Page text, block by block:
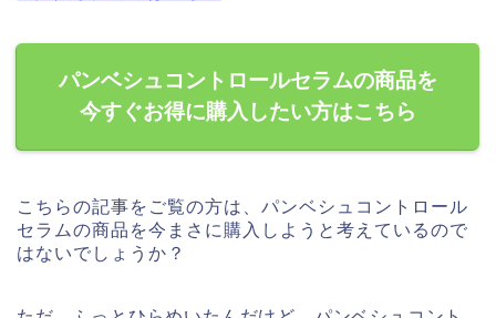
パンベシュコントロールセラムの商品を
今すぐお得に購入したい方はこちら
こちらの記事をご覧の方は、パンベシュコントロール
セラムの商品を今まさに購入しようと考えているので
はないでしょうか？